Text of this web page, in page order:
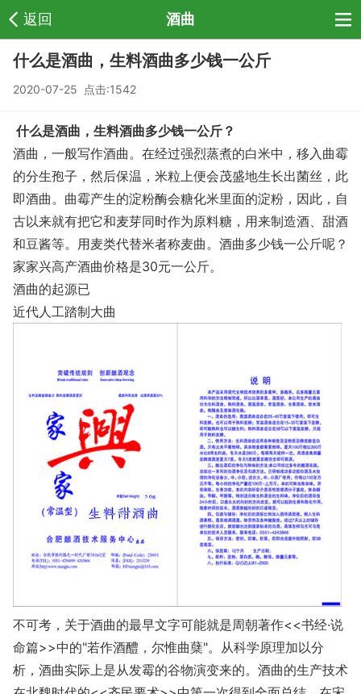
返回 酒曲
什么是酒曲，生料酒曲多少钱一公斤
2020-07-25 点击:1542
什么是酒曲，生料酒曲多少钱一公斤？
酒曲，一般写作酒曲。在经过强烈蒸煮的白米中，移入曲霉
的分生孢子，然后保温，米粒上便会茂盛地生长出菌丝，此
即酒曲。曲霉产生的淀粉酶会糖化米里面的淀粉，因此，自
古以来就有把它和麦芽同时作为原料糖，用来制造酒、甜酒
和豆酱等。用麦类代替米者称麦曲。酒曲多少钱一公斤呢？
家家兴高产酒曲价格是30元一公斤。
酒曲的起源已
近代人工踏制大曲
不可考，关于酒曲的最早文字可能就是周朝著作<<书经·说
命篇>>中的"若作酒醴，尔惟曲蘖"。从科学原理加以分
析，酒曲实际上是从发霉的谷物演变来的。酒曲的生产技术